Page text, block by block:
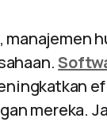
manajemen
mereka.